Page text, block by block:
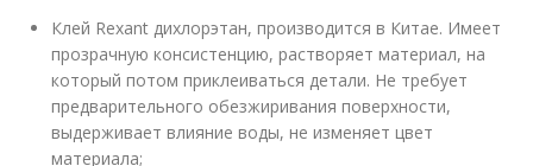
Клей Rexant дихлорэтан, производится в Китае. Имеет
прозрачную консистенцию, растворяет материал, на
который потом приклеиваться детали. Не требует
предварительного обезжиривания поверхности,
выдерживает влияние воды, не изменяет цвет
материала;